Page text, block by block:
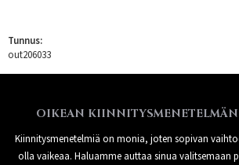
Tunnus:
out206033
OIKEAN
Kiinnitysmenetelmiä on monia, joten sopivan
olla vaikeaa. Haluamme auttaa sinua valitsemaan